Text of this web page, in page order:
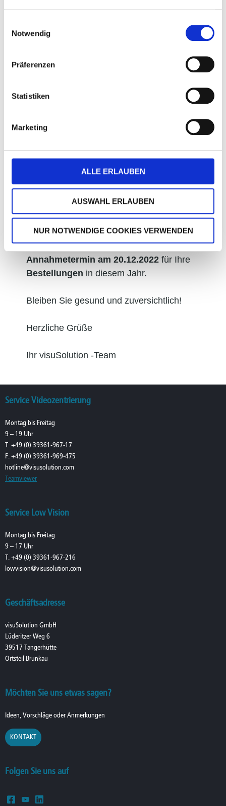
Notwendig
Präferenzen
Statistiken
Marketing
ALLE ERLAUBEN
AUSWAHL ERLAUBEN
NUR NOTWENDIGE COOKIES VERWENDEN
In der Zeit vom 26.12.2022 bis
GmbH geschlossen.
Selbstverständlich erreichen Sie uns in
17:00 Uhr unter
schreiben Sie uns gern eine E-Mail
Sie unser Kontaktformular auf unserer
HomepageKontakt – visuSolution
Wir melden uns bei Ihnen so
schnell wie möglich zurück.
Bitte beachten Sie unserenletzten
Annahmetermin am 20.12.2022 für Ihre
Bestellungen in diesem Jahr.
Bleiben Sie gesund und zuversichtlich!
Herzliche Grüße
Ihr visuSolution -Team
Service Videozentrierung
Montag bis Freitag
9 – 19 Uhr
T. +49 (0) 39361-967-17
F. +49 (0) 39361-969-475
hotline@visusolution.com
Teamviewer
Service Low Vision
Montag bis Freitag
9 – 17 Uhr
T. +49 (0) 39361-967-216
lowvision@visusolution.com
Geschäftsadresse
visuSolution GmbH
Lüderitzer Weg 6
39517 Tangerhütte
Ortsteil Brunkau
Möchten Sie uns etwas sagen?
Ideen, Vorschläge oder Anmerkungen
KONTAKT
Folgen Sie uns auf